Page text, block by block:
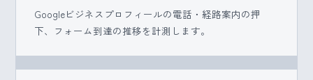
Googleビジネスプロフィールの電話・経路案内の押
下、フォーム到達の推移を計測します。